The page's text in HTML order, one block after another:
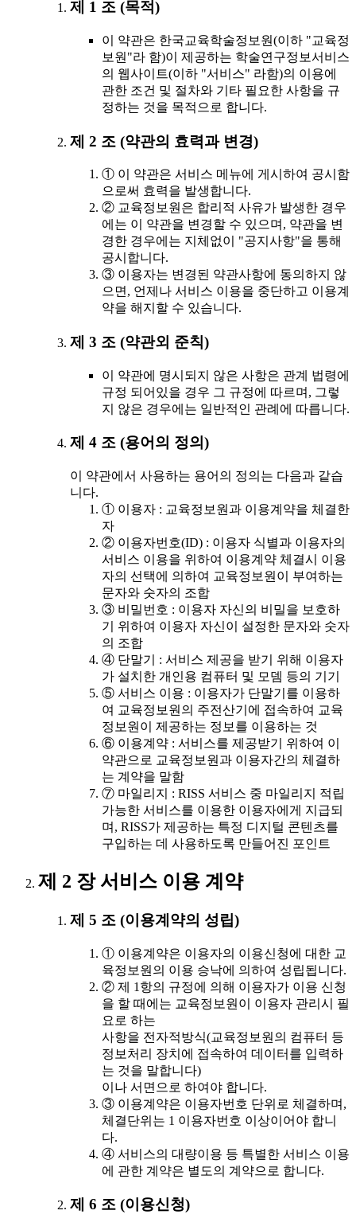
제 1 조 (목적)
이 약관은 한국교육학술정보원(이하 "교육정
보원"라 함)이 제공하는 학술연구정보서비스
의 웹사이트(이하 "서비스" 라함)의 이용에
관한 조건 및 절차와 기타 필요한 사항을 규
정하는 것을 목적으로 합니다.
제 2 조 (약관의 효력과 변경)
① 이 약관은 서비스 메뉴에 게시하여 공시함
으로써 효력을 발생합니다.
② 교육정보원은 합리적 사유가 발생한 경우
에는 이 약관을 변경할 수 있으며, 약관을 변
경한 경우에는 지체없이 "공지사항"을 통해
공시합니다.
③ 이용자는 변경된 약관사항에 동의하지 않
으면, 언제나 서비스 이용을 중단하고 이용계
약을 해지할 수 있습니다.
제 3 조 (약관외 준칙)
이 약관에 명시되지 않은 사항은 관계 법령에
규정 되어있을 경우 그 규정에 따르며, 그렇
지 않은 경우에는 일반적인 관례에 따릅니다.
제 4 조 (용어의 정의)
이 약관에서 사용하는 용어의 정의는 다음과 같습
니다.
① 이용자 : 교육정보원과 이용계약을 체결한
자
② 이용자번호(ID) : 이용자 식별과 이용자의
서비스 이용을 위하여 이용계약 체결시 이용
자의 선택에 의하여 교육정보원이 부여하는
문자와 숫자의 조합
③ 비밀번호 : 이용자 자신의 비밀을 보호하
기 위하여 이용자 자신이 설정한 문자와 숫자
의 조합
④ 단말기 : 서비스 제공을 받기 위해 이용자
가 설치한 개인용 컴퓨터 및 모뎀 등의 기기
⑤ 서비스 이용 : 이용자가 단말기를 이용하
여 교육정보원의 주전산기에 접속하여 교육
정보원이 제공하는 정보를 이용하는 것
⑥ 이용계약 : 서비스를 제공받기 위하여 이
약관으로 교육정보원과 이용자간의 체결하
는 계약을 말함
⑦ 마일리지 : RISS 서비스 중 마일리지 적립
가능한 서비스를 이용한 이용자에게 지급되
며, RISS가 제공하는 특정 디지털 콘텐츠를
구입하는 데 사용하도록 만들어진 포인트
제 2 장 서비스 이용 계약
제 5 조 (이용계약의 성립)
① 이용계약은 이용자의 이용신청에 대한 교
육정보원의 이용 승낙에 의하여 성립됩니다.
② 제 1항의 규정에 의해 이용자가 이용 신청
을 할 때에는 교육정보원이 이용자 관리시 필
요로 하는
사항을 전자적방식(교육정보원의 컴퓨터 등
정보처리 장치에 접속하여 데이터를 입력하
는 것을 말합니다)
이나 서면으로 하여야 합니다.
③ 이용계약은 이용자번호 단위로 체결하며,
체결단위는 1 이용자번호 이상이어야 합니
다.
④ 서비스의 대량이용 등 특별한 서비스 이용
에 관한 계약은 별도의 계약으로 합니다.
제 6 조 (이용신청)